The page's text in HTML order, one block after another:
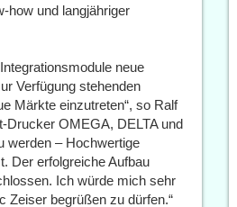
how und langjähriger
neue
Verfügung stehenden
Märkte einzutreten“, so Ralf
Drucker OMEGA, DELTA und
werden – Hochwertige
Der erfolgreiche Aufbau
Ich würde mich sehr
Zeiser begrüßen zu dürfen.“